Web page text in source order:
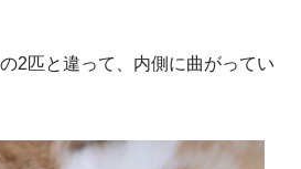
2匹と違って、内側に曲がってい